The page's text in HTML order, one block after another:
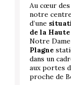
Au cœur des
notre
d’une
de la
Notre
Plagne
dans un
aux portes
proche de